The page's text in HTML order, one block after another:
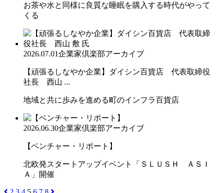
お茶や水と同様に良質な睡眠を購入する時代がやって
くる
2026.07.01企業家倶楽部アーカイブ
【頑張るしなやか企業】ダイシン百貨店 代表取締役
社長 西山 ...
地域と共に歩みを進める町のインフラ百貨店
2026.06.30企業家倶楽部アーカイブ
【ベンチャー・リポート】
北欧発スタートアップイベント「ＳＬＵＳＨ ＡＳＩ
Ａ」開催